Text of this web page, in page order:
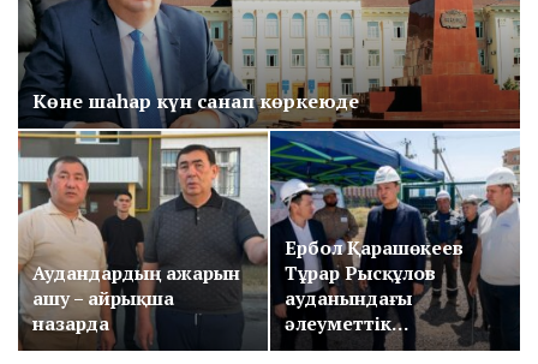
Көне шаһар күн санап көркеюде
Аудандардың ажарын
ашу – айрықша
назарда
Ербол Қарашөкеев
Тұрар Рысқұлов
ауданындағы
әлеуметтік…